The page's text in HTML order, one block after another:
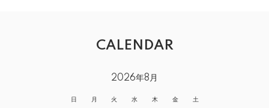
CALENDAR
2026年8月
日 月 火 水 木 金 土